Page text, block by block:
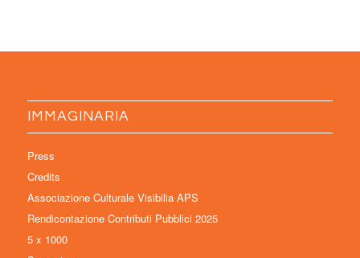
IMMAGINARIA
Press
Credits
Associazione Culturale Visibilia APS
Rendicontazione Contributi Pubblici 2025
5 x 1000